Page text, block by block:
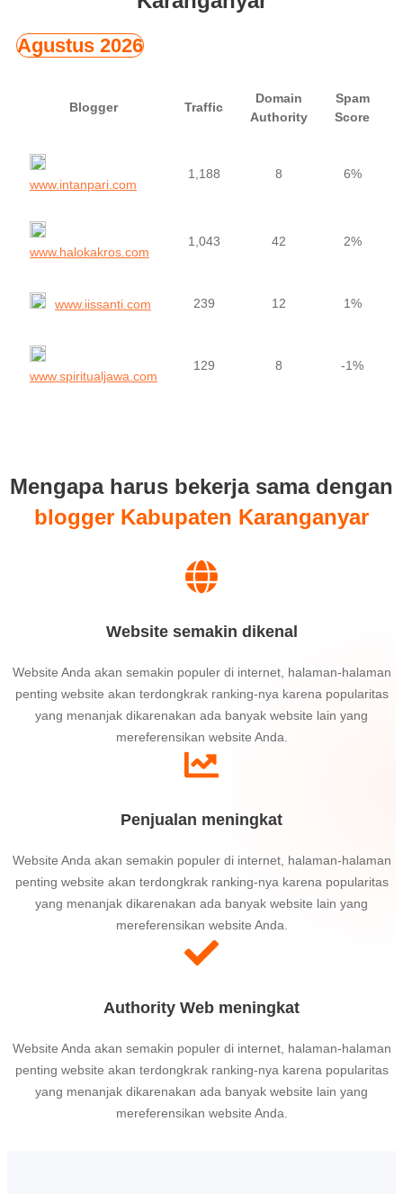
Agustus 2026
Blogger Traffic
Domain
Authority
Spam
Score
www.intanpari.com
1,188 8 6%
www.halokakros.com
1,043 42 2%
www.iissanti.com 239 12 1%
www.spiritualjawa.com
129 8 -1%
Mengapa harus bekerja sama dengan
blogger Kabupaten Karanganyar
Website semakin dikenal
Website Anda akan semakin populer di internet, halaman-halaman
penting website akan terdongkrak ranking-nya karena popularitas
yang menanjak dikarenakan ada banyak website lain yang
mereferensikan website Anda.
Penjualan meningkat
Website Anda akan semakin populer di internet, halaman-halaman
penting website akan terdongkrak ranking-nya karena popularitas
yang menanjak dikarenakan ada banyak website lain yang
mereferensikan website Anda.
Authority Web meningkat
Website Anda akan semakin populer di internet, halaman-halaman
penting website akan terdongkrak ranking-nya karena popularitas
yang menanjak dikarenakan ada banyak website lain yang
mereferensikan website Anda.